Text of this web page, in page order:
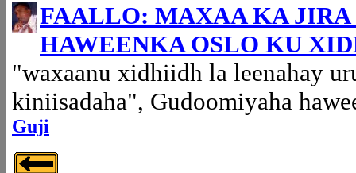
FAALLO: MAXAA KA JIRA
HAWEENKA OSLO KU
"waxaanu xidhiidh la leenahay
kiniisadaha", Gudoomiyaha
Guji